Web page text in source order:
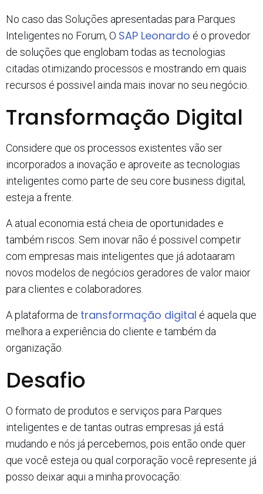
No caso das Soluções apresentadas para Parques
Inteligentes no Forum, O SAP Leonardo é o provedor
de soluções que englobam todas as tecnologias
citadas otimizando processos e mostrando em quais
recursos é possivel ainda mais inovar no seu negócio.
Transformação Digital
Considere que os processos existentes vão ser
incorporados a inovação e aproveite as tecnologias
inteligentes como parte de seu core business digital,
esteja a frente.
A atual economia está cheia de oportunidades e
também riscos. Sem inovar não é possivel competir
com empresas mais inteligentes que já adotaaram
novos modelos de negócios geradores de valor maior
para clientes e colaboradores.
A plataforma de transformação digital é aquela que
melhora a experiência do cliente e também da
organização.
Desafio
O formato de produtos e serviços para Parques
inteligentes e de tantas outras empresas já está
mudando e nós já percebemos, pois então onde quer
que você esteja ou qual corporação você represente já
posso deixar aqui a minha provocação: